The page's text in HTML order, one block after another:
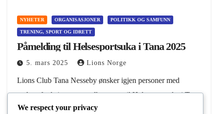
NYHETER ORGANISASJONER POLITIKK OG SAMFUNN
TRENING, SPORT OG IDRETT
Påmelding til Helsesportsuka i Tana 2025
5. mars 2025 Lions Norge
Lions Club Tana Nesseby ønsker igjen personer med
nedsatt funksjonsevne velkommen til Helsesportsuka i Tana
(HSU i Tana). Årets leir starter 6. august med hjemreise 12.
We respect your privacy